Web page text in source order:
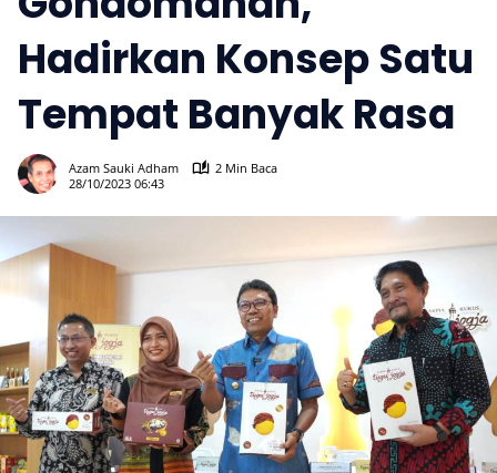
Hadirkan Konsep Satu
Tempat Banyak Rasa
Azam Sauki Adham
2 Min Baca
28/10/2023 06:43